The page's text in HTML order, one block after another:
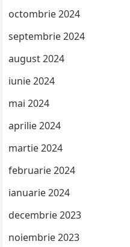
octombrie 2024
septembrie 2024
august 2024
iunie 2024
mai 2024
aprilie 2024
martie 2024
februarie 2024
ianuarie 2024
decembrie 2023
noiembrie 2023